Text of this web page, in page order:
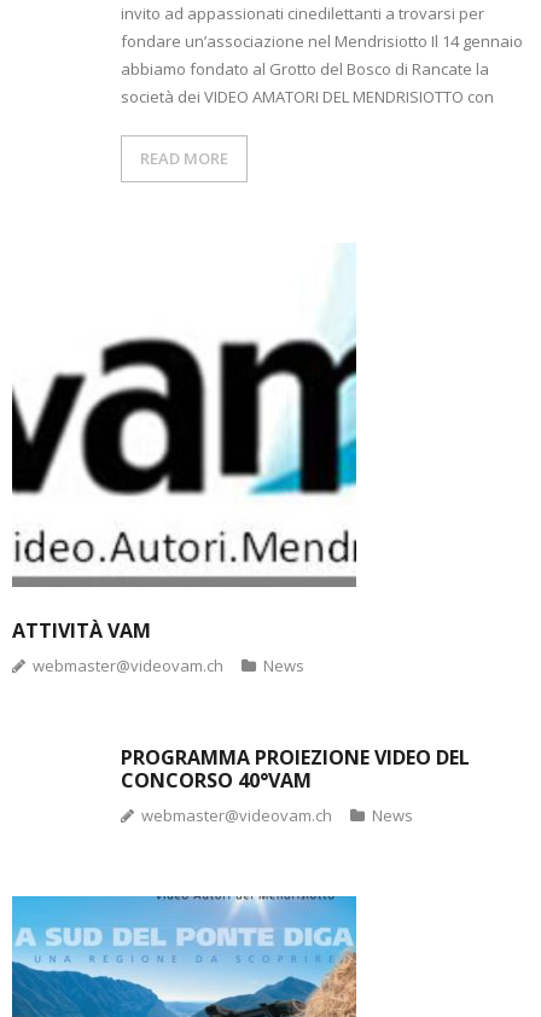
invito ad appassionati cinedilettanti a trovarsi per
fondare un’associazione nel Mendrisiotto Il 14 gennaio
abbiamo fondato al Grotto del Bosco di Rancate la
società dei VIDEO AMATORI DEL MENDRISIOTTO con
READ MORE
ATTIVITÀ VAM
webmaster@videovam.ch News
PROGRAMMA PROIEZIONE VIDEO DEL
CONCORSO 40°VAM
webmaster@videovam.ch News